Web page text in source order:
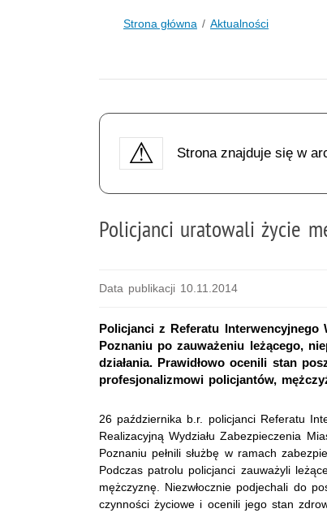
Strona główna Aktualności
Strona znajduje się w
Policjanci uratowali życie
Data publikacji 10.11.2014
Policjanci z Referatu Interwencyjnego
Poznaniu po zauważeniu leżącego,
działania. Prawidłowo ocenili stan
profesjonalizmowi policjantów,
26 października b.r. policjanci Referatu
Realizacyjną Wydziału Zabezpieczenia
Poznaniu pełnili służbę w ramach
Podczas patrolu policjanci zauważyli
mężczyznę. Niezwłocznie podjechali do
czynności życiowe i ocenili jego stan